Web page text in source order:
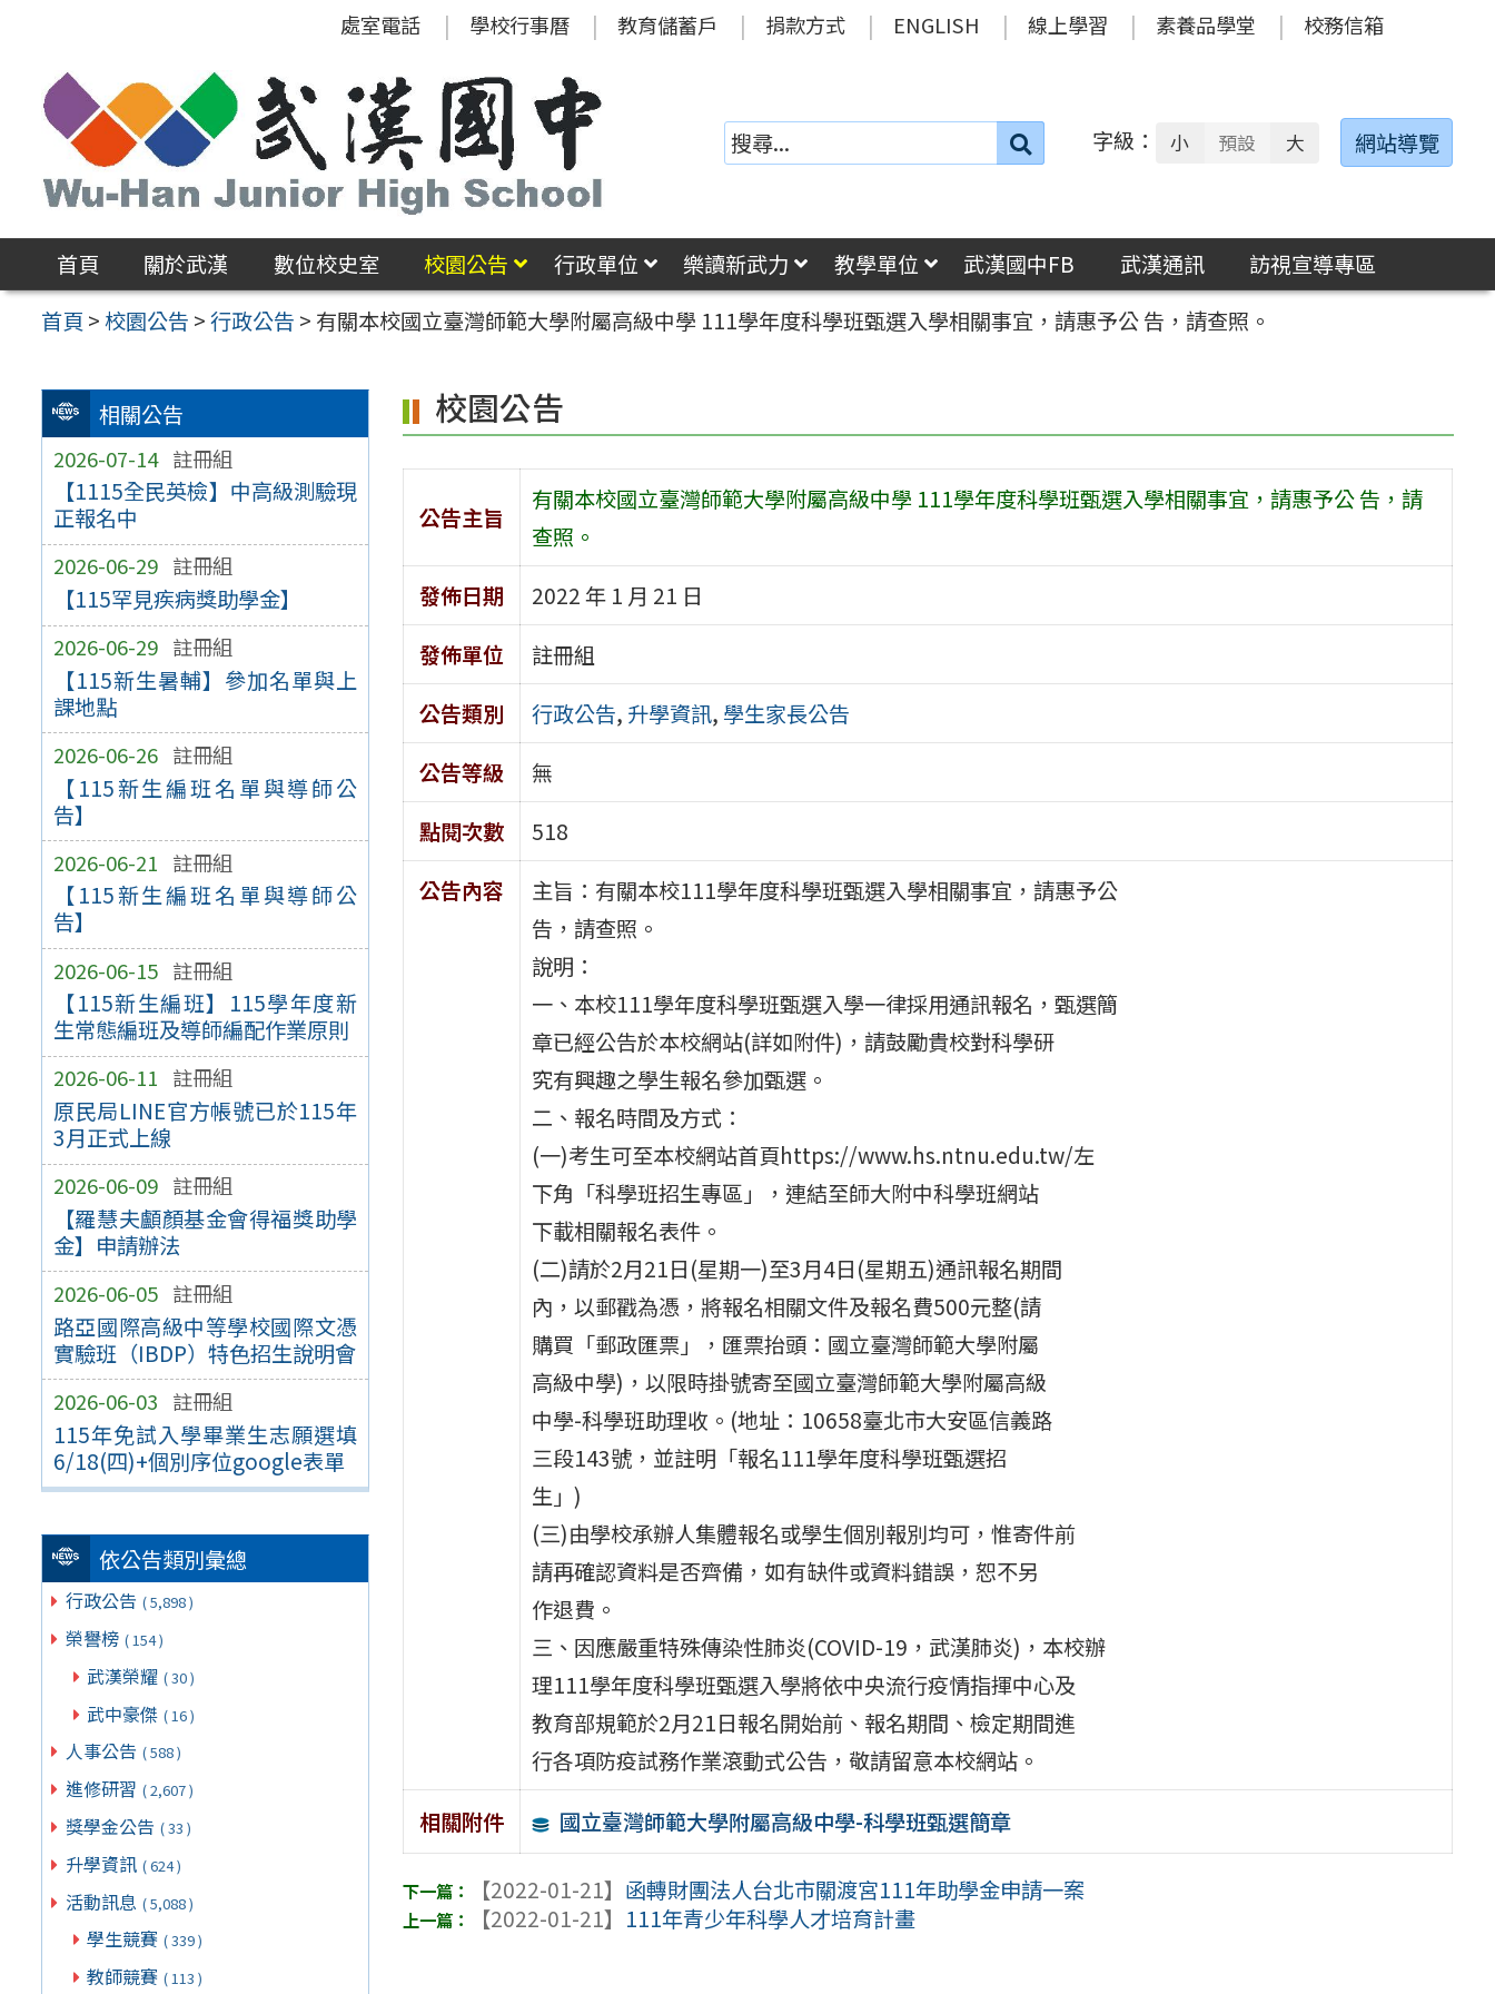
區
處室電話 學校行事曆 教育儲蓄戶 捐款方式 ENGLISH 線上學習 素養品學堂 校務信箱
搜
字級： 小 預設 大 網站導覽
首頁 關於武漢 數位校史室 校園公告 行政單位 樂讀新武力 教學單位 武漢國中FB 武漢通訊
訪視宣導專區
首頁 >校園公告 >行政公告 > 有關本校國立臺灣師範大學附屬高級中學 111學年度科學班甄選入學相關事宜，請惠予公 告，請查照。
相關公告
2026-07-14 註冊組
【1115全民英檢】中高級測驗現
正報名中
2026-06-29 註冊組
【115罕見疾病獎助學金】
2026-06-29 註冊組
【115新生暑輔】參加名單與上
課地點
2026-06-26 註冊組
【115新生編班名單與導師公
告】
2026-06-21 註冊組
【115新生編班名單與導師公
告】
2026-06-15 註冊組
【115新生編班】115學年度新
生常態編班及導師編配作業原則
2026-06-11 註冊組
原民局LINE官方帳號已於115年
3月正式上線
2026-06-09 註冊組
【羅慧夫顱顏基金會得福獎助學
金】申請辦法
2026-06-05 註冊組
路亞國際高級中等學校國際文憑
實驗班（IBDP）特色招生說明會
2026-06-03 註冊組
115年免試入學畢業生志願選填
6/18(四)+個別序位google表單
依公告類別彙總
行政公告 ( 5,898 )
榮譽榜 ( 154 )
武漢榮耀 ( 30 )
武中豪傑 ( 16 )
人事公告 ( 588 )
進修研習 ( 2,607 )
獎學金公告 ( 33 )
升學資訊 ( 624 )
活動訊息 ( 5,088 )
學生競賽 ( 339 )
教師競賽 ( 113 )
校園公告
公告主旨
有關本校國立臺灣師範大學附屬高級中學 111學年度科學班甄選入學相關事宜，請惠予公 告，請
查照。
發佈日期
2022 年 1 月 21 日
發佈單位
註冊組
公告類別
行政公告, 升學資訊, 學生家長公告
公告等級
無
點閱次數
518
公告內容
主旨：有關本校111學年度科學班甄選入學相關事宜，請惠予公
告，請查照。
說明：
一、本校111學年度科學班甄選入學一律採用通訊報名，甄選簡
章已經公告於本校網站(詳如附件)，請鼓勵貴校對科學研
究有興趣之學生報名參加甄選。
二、報名時間及方式：
(一)考生可至本校網站首頁https://www.hs.ntnu.edu.tw/左
下角「科學班招生專區」，連結至師大附中科學班網站
下載相關報名表件。
(二)請於2月21日(星期一)至3月4日(星期五)通訊報名期間
內，以郵戳為憑，將報名相關文件及報名費500元整(請
購買「郵政匯票」，匯票抬頭：國立臺灣師範大學附屬
高級中學)，以限時掛號寄至國立臺灣師範大學附屬高級
中學-科學班助理收。(地址：10658臺北市大安區信義路
三段143號，並註明「報名111學年度科學班甄選招
生」)
(三)由學校承辦人集體報名或學生個別報別均可，惟寄件前
請再確認資料是否齊備，如有缺件或資料錯誤，恕不另
作退費。
三、因應嚴重特殊傳染性肺炎(COVID-19，武漢肺炎)，本校辦
理111學年度科學班甄選入學將依中央流行疫情指揮中心及
教育部規範於2月21日報名開始前、報名期間、檢定期間進
行各項防疫試務作業滾動式公告，敬請留意本校網站。
相關附件
國立臺灣師範大學附屬高級中學-科學班甄選簡章
【2022-01-21】 函轉財團法人台北市關渡宮111年助學金申請一案
【2022-01-21】 111年青少年科學人才培育計畫